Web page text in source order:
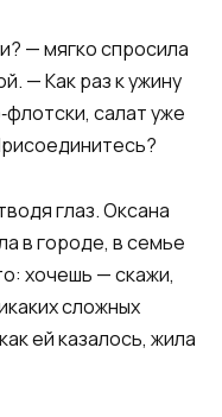
— мягко спросила
— Как раз к ужину
салат уже
глаз. Оксана
в городе, в семье
хочешь — скажи,
сложных
ей казалось, жила